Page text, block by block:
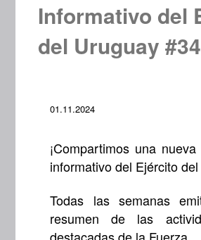
Informativo del
del Uruguay #34
01.11.2024
¡Compartimos una
informativo del Ejército
Todas las semanas
resumen de las